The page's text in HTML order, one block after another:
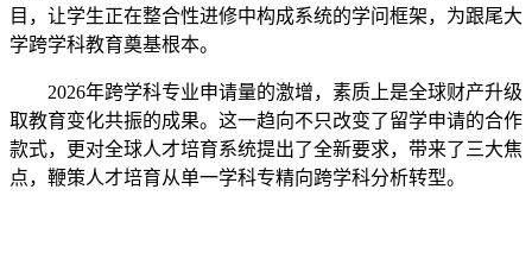
目，让学生正在整合性进修中构成系统的学问框架，为跟尾大
学跨学科教育奠基根本。
2026年跨学科专业申请量的激增，素质上是全球财产升级
取教育变化共振的成果。这一趋向不只改变了留学申请的合作
款式，更对全球人才培育系统提出了全新要求，带来了三大焦
点，鞭策人才培育从单一学科专精向跨学科分析转型。